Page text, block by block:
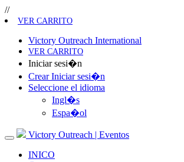
//
VER CARRITO
Victory Outreach International
VER CARRITO
Iniciar sesi�n
Crear Iniciar sesi�n
Seleccione el idioma
Ingl�s
Espa�ol
Victory Outreach | Eventos
INICO